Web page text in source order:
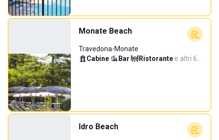
Monate Beach
Travedona-Monate
Cabine· Bar· Ristorante·e altri 6…
Idro Beach